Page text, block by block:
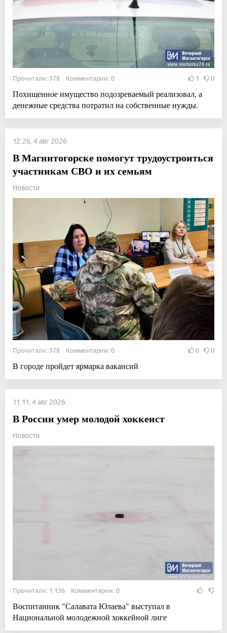
Прочитали: 578 Комментарии: 0 1 0
Похищенное имущество подозреваемый реализовал, а
денежные средства потратил на собственные нужды.
12:26, 4 авг 2026
В Магнитогорске помогут трудоустроиться
участникам СВО и их семьям
Новости
Прочитали: 578 Комментарии: 0 0 0
В городе пройдет ярмарка вакансий
11:11, 4 авг 2026
В России умер молодой хоккеист
Новости
Прочитали: 1 136 Комментарии: 0
Воспитанник "Салавата Юлаева" выступал в
Национальной молодежной хоккейной лиге